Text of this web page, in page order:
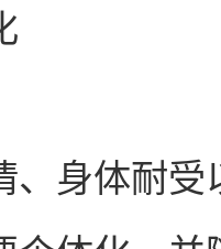
、身体耐